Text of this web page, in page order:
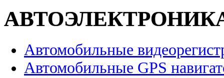
Автомобильные
Автомобильные GPS